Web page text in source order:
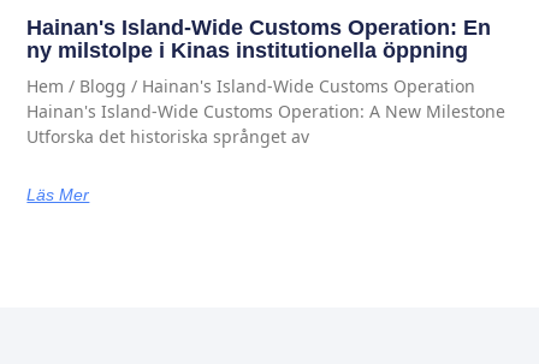
Hainan's Island-Wide Customs Operation: En
ny milstolpe i Kinas institutionella öppning
Hem / Blogg / Hainan's Island-Wide Customs Operation
Hainan's Island-Wide Customs Operation: A New Milestone
Utforska det historiska språnget av
Läs Mer